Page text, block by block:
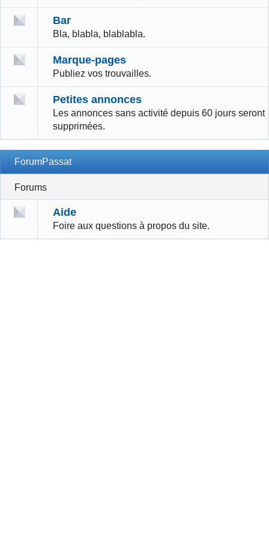
Bar
Bla, blabla, blablabla.
Marque-pages
Publiez vos trouvailles.
Petites annonces
Les annonces sans activité depuis 60 jours seront
supprimées.
ForumPassat
Forums
Aide
Foire aux questions à propos du site.